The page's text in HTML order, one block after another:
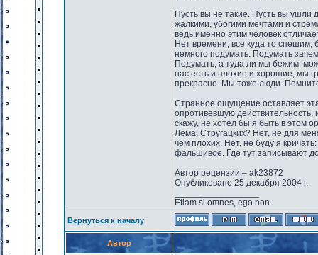
Пусть вы не такие. Пусть вы ушли
жалкими, убогими мечтами и
ведь именно этим человек
Нет времени, все куда то спешим,
немного подумать. Подумать
Подумать, а туда ли мы бежим,
нас есть и плохие и хорошие, мы
прекрасно. Мы тоже люди.
Странное ощущение оставляет
опротивевшую действительность,
скажу, не хотел бы я быть в этом
Лема, Стругацких? Нет, не для
чем плохих. Нет, не буду я
фальшивое. Где тут записывают
Автор рецензии – ak23872
Опубликовано 25 декабря 2004 г.
Etiam si omnes, ego non.
Вернуться к началу
Автор